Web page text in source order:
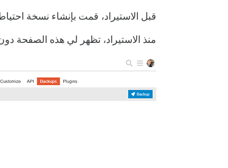
قبل الاستيراد، قمت بإنشاء نسخة
منذ الاستيراد، تظهر لي هذه الصفحة دون أي